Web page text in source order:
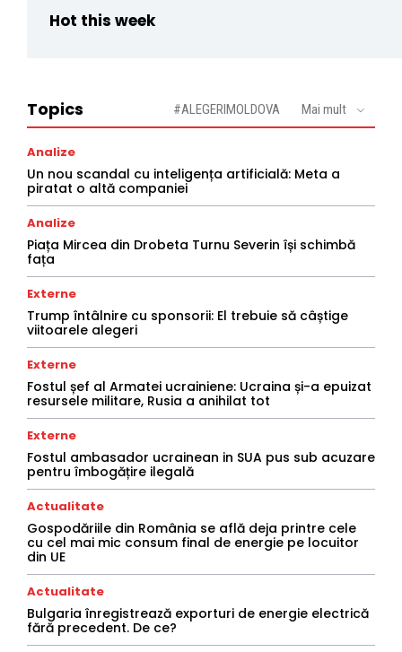
Hot this week
Topics #ALEGERIMOLDOVA Mai mult
Analize
Un nou scandal cu inteligența artificială: Meta a
piratat o altă companiei
Analize
Piața Mircea din Drobeta Turnu Severin își schimbă
fața
Externe
Trump întâlnire cu sponsorii: El trebuie să câștige
viitoarele alegeri
Externe
Fostul șef al Armatei ucrainiene: Ucraina și-a epuizat
resursele militare, Rusia a anihilat tot
Externe
Fostul ambasador ucrainean in SUA pus sub acuzare
pentru îmbogățire ilegală
Actualitate
Gospodăriile din România se află deja printre cele
cu cel mai mic consum final de energie pe locuitor
din UE
Actualitate
Bulgaria înregistrează exporturi de energie electrică
fără precedent. De ce?